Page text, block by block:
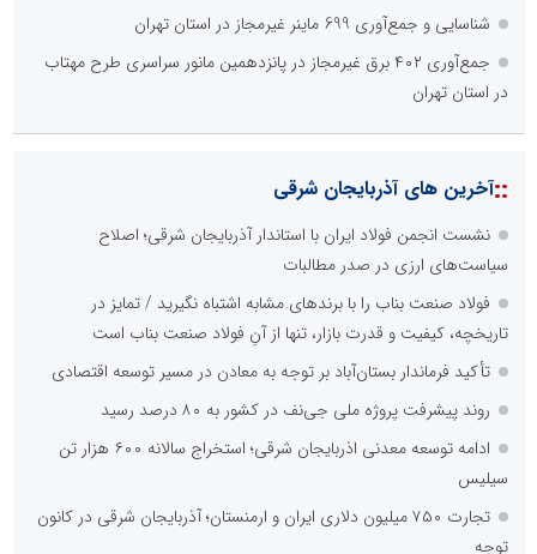
شناسایی و جمع‌آوری 699 ماینر غیرمجاز در استان تهران
جمع‌آوری ۴۰۲ برق غیرمجاز در پانزدهمین مانور سراسری طرح مهتاب
در استان تهران
::آخرین های آذربایجان شرقی
نشست انجمن فولاد ایران با استاندار آذربایجان شرقی؛ اصلاح
سیاست‌های ارزی در صدر مطالبات
فولاد صنعت بناب را با برندهای مشابه اشتباه نگیرید / تمایز در
تاریخچه، کیفیت و قدرت بازار، تنها از آنِ فولاد صنعت بناب است
تأکید فرماندار بستان‌آباد بر توجه به معادن در مسیر توسعه اقتصادی
روند پیشرفت پروژه ملی جی‌نف در کشور به ۸۰ درصد رسید
ادامه توسعه معدنی اذربایجان شرقی؛ استخراج سالانه ۶۰۰ هزار تن
سیلیس
تجارت ۷۵۰ میلیون دلاری ایران و ارمنستان؛ آذربایجان شرقی در کانون
توجه